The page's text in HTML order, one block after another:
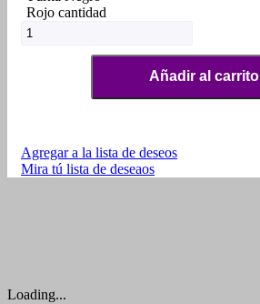
Rojo cantidad
Añadir al carrito
Agregar a la lista de deseos
Mira tú lista de deseaos
Loading...